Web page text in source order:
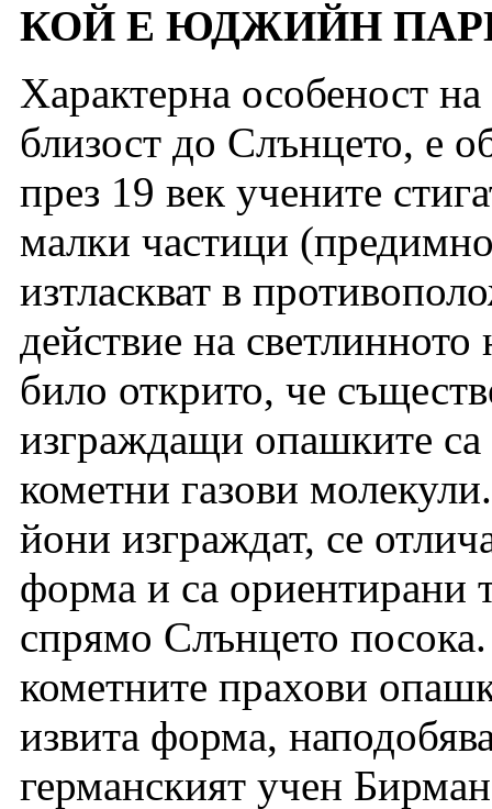
КОЙ Е ЮДЖИЙН
Характерна особеност
близост до Слънцето, е
през 19 век учените
малки частици
изтласкват в
действие на
било открито, че
изграждащи опашките
кометни газови
йони изграждат, се
форма и са ориентирани
спрямо Слънцето посока.
кометните прахови
извита форма,
германският учен